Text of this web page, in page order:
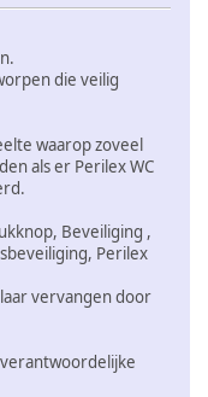
die veilig
waarop zoveel
als er Perilex WC
Beveiliging ,
Perilex
vervangen door